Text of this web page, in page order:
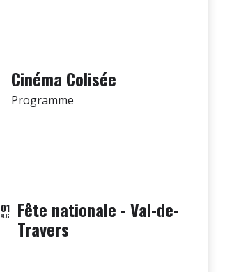
Cinéma Colisée
Programme
01
AUG Fête nationale - Val-de-
Travers